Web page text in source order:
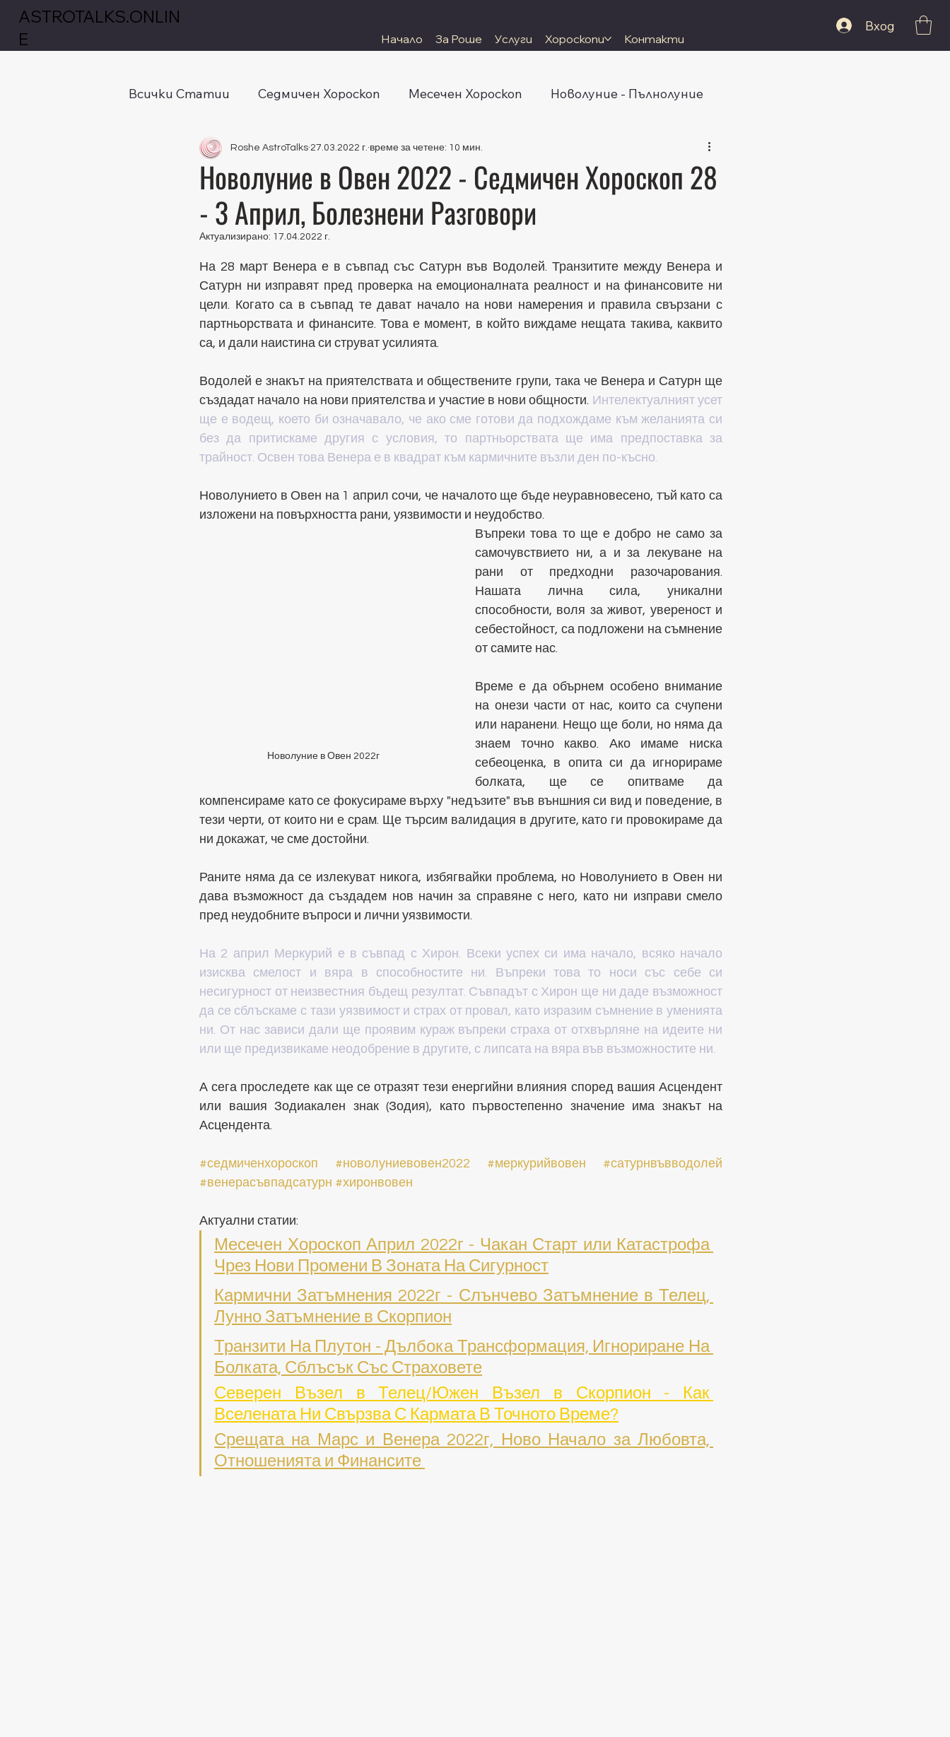
ASTROTALKS.ONLIN
E
Начало За Роше Услуги Хороскопи Контакти
Вход
Всички Статии Седмичен Хороскоп Месечен Хороскоп Новолуние - Пълнолуние
Новолуние в Овен 2022 - Седмичен Хороскоп 28
- 3 Април, Болезнени Разговори
Roshe AstroTalks 27.03.2022 г. време за четене: 10 мин.
Актуализирано: 17.04.2022 г.
На 28 март Венера е в съвпад със Сатурн във Водолей. Транзитите между Венера и
Сатурн ни изправят пред проверка на емоционалната реалност и на финансовите ни
цели. Когато са в съвпад те дават начало на нови намерения и правила свързани с
партньорствата и финансите. Това е момент, в който виждаме нещата такива, каквито
са, и дали наистина си струват усилията.
Водолей е знакът на приятелствата и обществените групи, така че Венера и Сатурн ще
създадат начало на нови приятелства и участие в нови общности. Интелектуалният усет
ще е водещ, което би означавало, че ако сме готови да подхождаме към желанията си
без да притискаме другия с условия, то партньорствата ще има предпоставка за
трайност. Освен това Венера е в квадрат към кармичните възли ден по-късно.
Новолунието в Овен на 1 април сочи, че началото ще бъде неуравновесено, тъй като са
изложени на повърхността рани, уязвимости и неудобство.
Новолуние в Овен 2022г
Въпреки това то ще е добро не само за
самочувствието ни, а и за лекуване на
рани от предходни разочарования.
Нашата лична сила, уникални
способности, воля за живот, увереност и
себестойност, са подложени на съмнение
от самите нас.
Време е да обърнем особено внимание
на онези части от нас, които са счупени
или наранени. Нещо ще боли, но няма да
знаем точно какво. Ако имаме ниска
себеоценка, в опита си да игнорираме
болката, ще се опитваме да
компенсираме като се фокусираме върху "недъзите" във външния си вид и поведение, в
тези черти, от които ни е срам. Ще търсим валидация в другите, като ги провокираме да
ни докажат, че сме достойни.
Раните няма да се излекуват никога, избягвайки проблема, но Новолунието в Овен ни
дава възможност да създадем нов начин за справяне с него, като ни изправи смело
пред неудобните въпроси и лични уязвимости.
На 2 април Меркурий е в съвпад с Хирон. Всеки успех си има начало, всяко начало
изисква смелост и вяра в способностите ни. Въпреки това то носи със себе си
несигурност от неизвестния бъдещ резултат. Съвпадът с Хирон ще ни даде възможност
да се сблъскаме с тази уязвимост и страх от провал, като изразим съмнение в уменията
ни. От нас зависи дали ще проявим кураж въпреки страха от отхвърляне на идеите ни
или ще предизвикаме неодобрение в другите, с липсата на вяра във възможностите ни.
А сега проследете как ще се отразят тези енергийни влияния според вашия Асцендент
или вашия Зодиакален знак (Зодия), като първостепенно значение има знакът на
Асцендента.
#седмиченхороскоп #новолуниевовен2022 #меркурийвовен
#сатурнвъвводолей
#венерасъвпадсатурн #хиронвовен
Актуални статии:
Месечен Хороскоп Април 2022г - Чакан Старт или Катастрофа
Чрез Нови Промени В Зоната На Сигурност
Кармични Затъмнения 2022г - Слънчево Затъмнение в Телец,
Лунно Затъмнение в Скорпион
Транзити На Плутон - Дълбока Трансформация, Игнориране На
Болката, Сблъсък Със Страховете
Северен Възел в Телец/Южен Възел в Скорпион - Как
Вселената Ни Свързва С Кармата В Точното Време?
Срещата на Марс и Венера 2022г, Ново Начало за Любовта,
Отношенията и Финансите